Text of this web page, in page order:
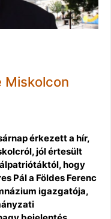
Miskolcon
érkezett a hír,
jól értesült
hogy
Pál a Földes Ferenc
igazgatója,